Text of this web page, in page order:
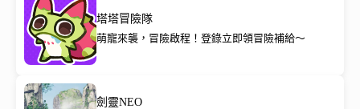
塔塔冒險隊
萌寵來襲，冒險啟程！登錄立即領冒險補給～
劍靈NEO